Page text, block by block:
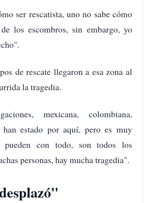
ser rescatista, uno no sabe cómo
los escombros, sin embargo, yo
de rescate llegaron a esa zona al
la tragedia.
mexicana, colombiana,
han estado por aquí, pero es muy
con todo, son todos los
personas, hay mucha tragedia".